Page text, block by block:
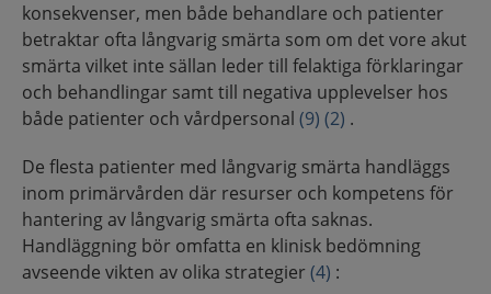
konsekvenser, men både behandlare och patienter
betraktar ofta långvarig smärta som om det vore akut
smärta vilket inte sällan leder till felaktiga förklaringar
och behandlingar samt till negativa upplevelser hos
både patienter och vårdpersonal (9) (2) .
De flesta patienter med långvarig smärta handläggs
inom primärvården där resurser och kompetens för
hantering av långvarig smärta ofta saknas.
Handläggning bör omfatta en klinisk bedömning
avseende vikten av olika strategier (4) :